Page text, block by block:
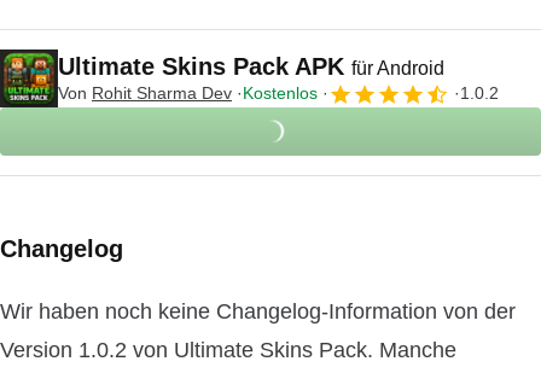
Ultimate Skins Pack APK für Android
Von Rohit Sharma Dev Kostenlos 1.0.2
Changelog
Wir haben noch keine Changelog-Information von der
Version 1.0.2 von Ultimate Skins Pack. Manche